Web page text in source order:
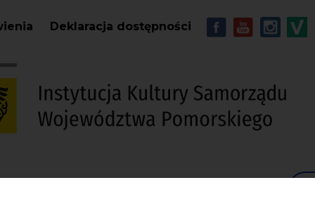
Deklaracja dostępności MENU -